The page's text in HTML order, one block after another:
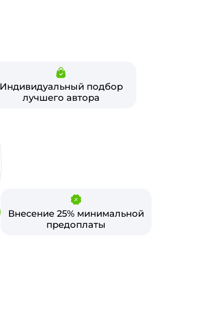
Индивидуальный подбор
лучшего автора
Внесение 25% минимальной
предоплаты